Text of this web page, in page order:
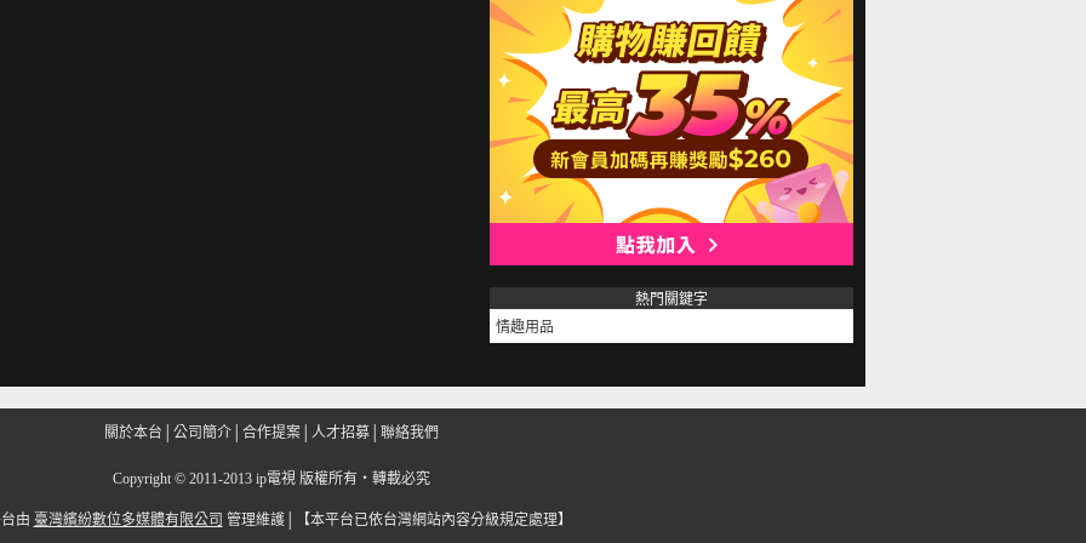
熱門關鍵字
情趣用品
關於本台 公司簡介 合作提案 人才招募 聯絡我們
Copyright © 2011-2013 ip電視 版權所有‧轉載必究
由 臺灣繽紛數位多媒體有限公司 管理維護│ 【本平台已依台灣網站內容分級規定處理】